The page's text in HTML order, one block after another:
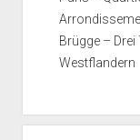
Brügge –
Westflandern